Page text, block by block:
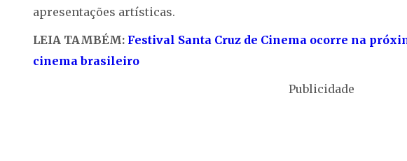
apresentações artísticas.
LEIA TAMBÉM: Festival Santa Cruz de Cinema ocorre na
cinema brasileiro
Publicidade